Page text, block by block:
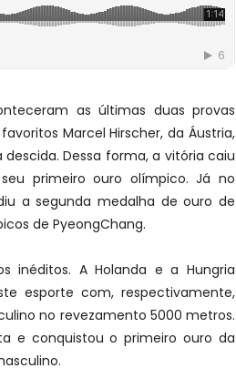
as últimas duas provas
Marcel Hirscher, da Áustria,
Dessa forma, a vitória caiu
primeiro ouro olímpico. Já no
a segunda medalha de ouro de
de PyeongChang.
inéditos. A Holanda e a Hungria
esporte com, respectivamente,
no revezamento 5000 metros.
e conquistou o primeiro ouro da